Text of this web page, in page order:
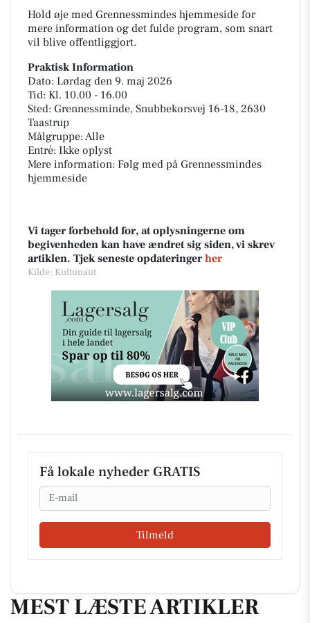
Hold øje med Grennessmindes hjemmeside for
mere information og det fulde program, som snart
vil blive offentliggjort.
Praktisk Information
Dato: Lørdag den 9. maj 2026
Tid: Kl. 10.00 - 16.00
Sted: Grennessminde, Snubbekorsvej 16-18, 2630
Taastrup
Målgruppe: Alle
Entré: Ikke oplyst
Mere information: Følg med på Grennessmindes
hjemmeside
Vi tager forbehold for, at oplysningerne om
begivenheden kan have ændret sig siden, vi skrev
artiklen. Tjek seneste opdateringer her
Kilde: Kultunaut
Få lokale nyheder GRATIS
Email
Tilmeld
MEST LÆSTE ARTIKLER